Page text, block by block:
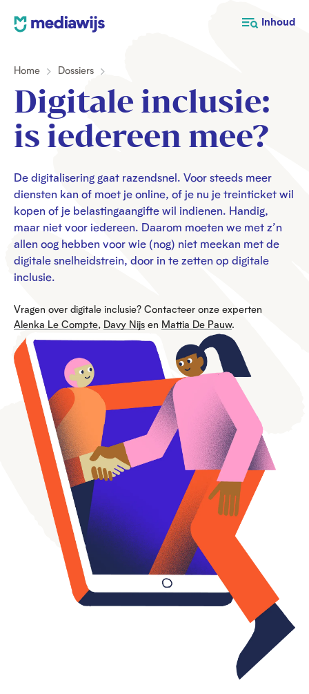
M
i
a
w
j
Inhoud
Home Dossiers
Digitale inclusie:
is iedereen mee?
De digitalisering gaat razendsnel. Voor steeds meer
diensten kan of moet je online, of je nu je treinticket wil
kopen of je belastingaangifte wil indienen. Handig,
maar niet voor iedereen. Daarom moeten we met z’n
allen oog hebben voor wie (nog) niet meekan met de
digitale snelheidstrein, door in te zetten op digitale
inclusie.
Vragen over digitale inclusie? Contacteer onze experten
Alenka Le Compte, Davy Nijs en Mattia De Pauw.